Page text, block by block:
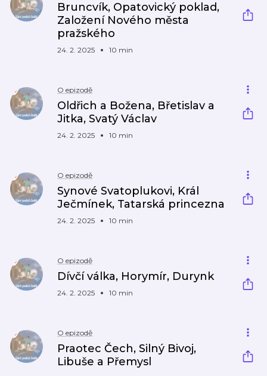
Bruncvík, Opatovický poklad,
Založení Nového města
pražského
24. 2. 2025 10 min
O epizodě
Oldřich a Božena, Břetislav a
Jitka, Svatý Václav
24. 2. 2025 10 min
O epizodě
Synové Svatoplukovi, Král
Ječmínek, Tatarská princezna
24. 2. 2025 10 min
O epizodě
Dívčí válka, Horymír, Durynk
24. 2. 2025 10 min
O epizodě
Praotec Čech, Silný Bivoj,
Libuše a Přemysl